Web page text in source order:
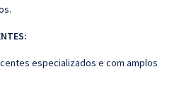
especializados e com amplos